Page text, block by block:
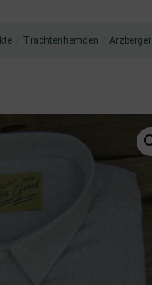
Trachtenhemden Arzberger